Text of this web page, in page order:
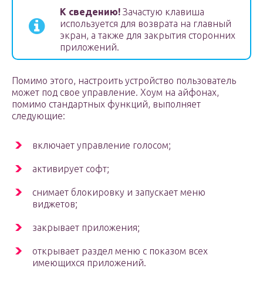
К сведению! Зачастую клавиша
используется для возврата на главный
экран, а также для закрытия сторонних
приложений.
Помимо этого, настроить устройство пользователь
может под свое управление. Хоум на айфонах,
помимо стандартных функций, выполняет
следующие:
включает управление голосом;
активирует софт;
снимает блокировку и запускает меню
виджетов;
закрывает приложения;
открывает раздел меню с показом всех
имеющихся приложений.